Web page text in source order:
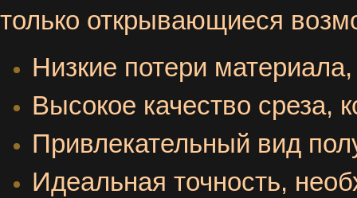
только открывающиеся
Низкие потери
Высокое качество среза,
Привлекательный вид
Идеальная точность,